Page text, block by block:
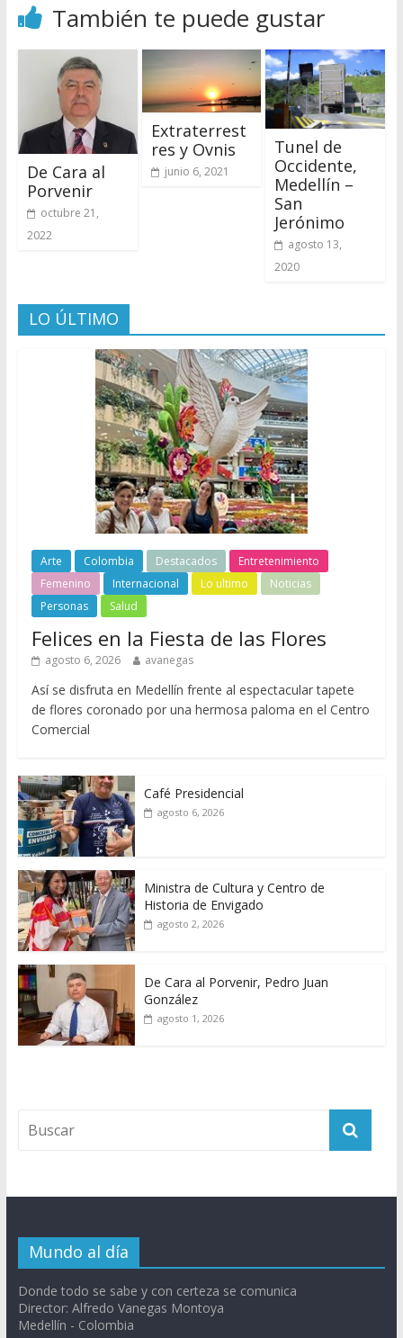
También te puede gustar
De Cara al
Porvenir
octubre 21,
2022
Extraterrest
res y Ovnis
junio 6, 2021
Tunel de
Occidente,
Medellín –
San
Jerónimo
agosto 13,
2020
LO ÚLTIMO
Arte Colombia Destacados
Entretenimiento
Femenino
Internacional Lo ultimo
Noticias
Personas
Salud
Felices en la Fiesta de las Flores
agosto 6, 2026 avanegas
Así se disfruta en Medellín frente al espectacular tapete
de flores coronado por una hermosa paloma en el Centro
Comercial
Café Presidencial
agosto 6, 2026
Ministra de Cultura y Centro de
Historia de Envigado
agosto 2, 2026
De Cara al Porvenir, Pedro Juan
González
agosto 1, 2026
Mundo al día
Donde todo se sabe y con certeza se comunica
Director: Alfredo Vanegas Montoya
Medellín - Colombia